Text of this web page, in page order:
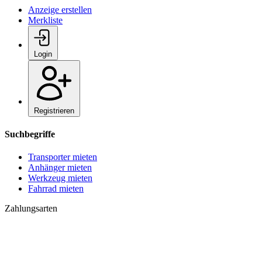
Anzeige erstellen
Merkliste
Login
Registrieren
Suchbegriffe
Transporter mieten
Anhänger mieten
Werkzeug mieten
Fahrrad mieten
Zahlungsarten